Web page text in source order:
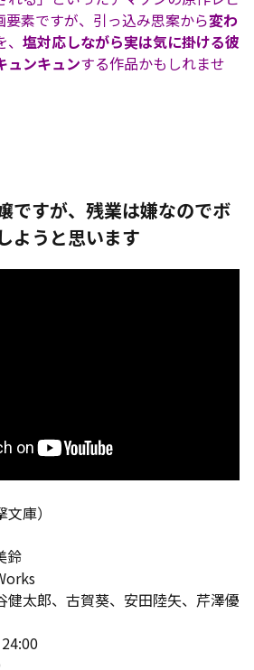
要素ですが、引っ込み思案から変わ
、 塩対応しながら実は気に掛ける彼
ュンキュンする作品かもしれませ
ですが、残業は嫌なのでボ
ようと思います
庫）
鈴
健太郎、古賀葵、安田陸矢、芹澤優